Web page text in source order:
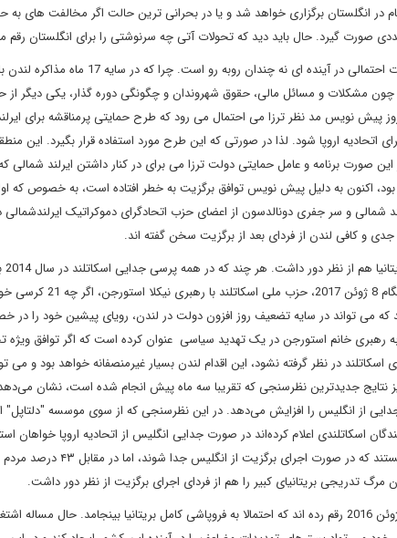
در انگلستان برگزاری خواهد شد و یا در بحرانی ترین حالت اگر مخالفت های به
صورت گیرد. حال باید دید که تحولات آتی چه سرنوشتی را برای انگلستان رقم
مضافا بر این مشکلات اکنون یکپارچگی بریتانیای کبیر هم با تهدیدات احتمالی در آینده ای نه چندان
چون مشکلات و مسائل مالی، حقوق شهروندان و چگونگی دوره گذار، یکی دیگر از
تایید دیروز پیش نویس مد نظر ترزا می احتمال می رود که طرح حمایتی پرمناقشه برای
اروپا شود. لذا در صورتی که این طرح مورد استفاده قرار بگیرد. این
این صورت برنامه و عامل حمایتی دولت ترزا می برای در کنار داشتن ایرلند شمالی
اکنون به دلیل پیش نویس توافق برگزیت به خطر افتاده است، به خصوص که
شمالی و سر جفری دونالدسون از اعضای حزب اتحادگرای دموکراتیک ایرلندشمالی
و کافی لندن از فردای بعد از برگزیت سخن گفته اند.
از
نزدیکی، این کشور از بریتانیا جدا نشد، اما در سایه
که می تواند در سایه تضعیف روز افزون دولت در لندن، رویای پیشین خود را
رهبری خانم استورجن در یک تهدید سیاسی عنوان کرده است که اگر توافق ویژه
در نظر گرفته نشود، این اقدام لندن بسیار غیرمنصفانه خواهد بود و می
نتایج جدیدترین نظرسنجی که تقریبا سه ماه پیش انجام شده است، نشان
جدایی از انگلیس را افزایش می‌دهد. در این نظرسنجی که از سوی موسسه "دلتاپل"
ایرلند شمالی و ۴۸ درصد از شرکت‌کنندگان اسکاتلندی اعلام کرده‌اند در صورت جدایی انگلیس از اتحادیه اروپا
کشور هستند. در این راستا ۴۷ درصد اسکاتلندی ها خواهان آن هستند که در صورت
مرگ تدریجی بریتانیای کبیر را هم از فردای اجرای برگزیت از نظر دور داشت.
این آغاز راهی بود که جریان راست افراطی و پوپولیست ها در 23 ژوئن 2016 رقم رده اند که احتمالا به فروپاشی کامل بریتانیا بینجامد. حال